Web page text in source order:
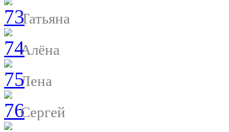
Татьяна
Алёна
Лена
Сергей